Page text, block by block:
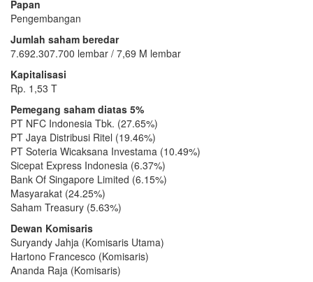
Papan
Pengembangan
Jumlah saham beredar
7.692.307.700 lembar / 7,69 M lembar
Kapitalisasi
Rp. 1,53 T
Pemegang saham diatas 5%
PT NFC Indonesia Tbk. (27.65%)
PT Jaya Distribusi Ritel (19.46%)
PT Soteria Wicaksana Investama (10.49%)
Sicepat Express Indonesia (6.37%)
Bank Of Singapore Limited (6.15%)
Masyarakat (24.25%)
Saham Treasury (5.63%)
Dewan Komisaris
Suryandy Jahja (Komisaris Utama)
Hartono Francesco (Komisaris)
Ananda Raja (Komisaris)